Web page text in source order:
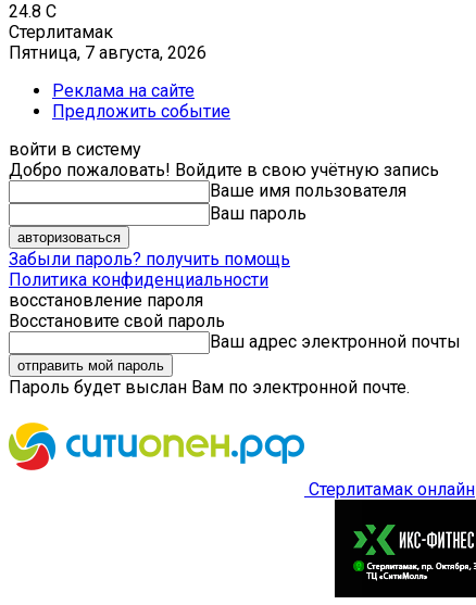
24.8 C
Стерлитамак
Пятница, 7 августа, 2026
Реклама на сайте
Предложить событие
войти в систему
Добро пожаловать! Войдите в свою учётную запись
Ваше имя пользователя
Ваш пароль
Забыли пароль? получить помощь
Политика конфиденциальности
восстановление пароля
Восстановите свой пароль
Ваш адрес электронной почты
Пароль будет выслан Вам по электронной почте.
Стерлитамак онлайн